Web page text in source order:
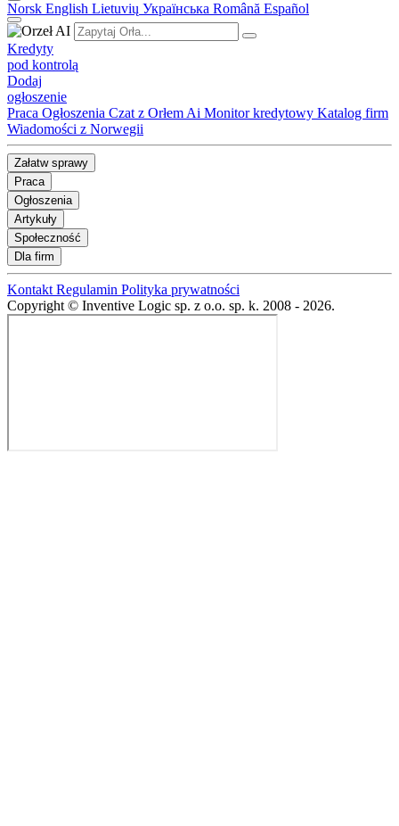
Norsk English Lietuvių Українська Română Español
Kredyty
pod kontrolą
Dodaj
ogłoszenie
Praca Ogłoszenia Czat z Orłem Ai Monitor kredytowy Katalog firm
Wiadomości z Norwegii
Załatw sprawy
Praca
Ogłoszenia
Artykuły
Społeczność
Dla firm
Kontakt Regulamin Polityka prywatności
Copyright © Inventive Logic sp. z o.o. sp. k. 2008 - 2026.